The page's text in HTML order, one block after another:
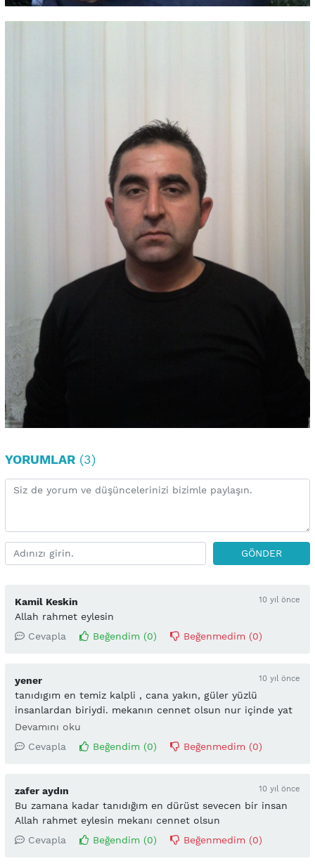
YORUMLAR (3)
GÖNDER
Kamil Keskin 10 yıl önce
Allah rahmet eylesin
Cevapla
Beğendim (0) Beğenmedim (0)
yener 10 yıl önce
tanıdıgım en temiz kalpli , cana yakın, güler yüzlü
insanlardan biriydi. mekanın cennet olsun nur içinde yat
kardeşim . yakınlarına ve sevenlerine rabbimden sabırlar
Devamını oku
Cevapla
Beğendim (0) Beğenmedim (0)
zafer aydın 10 yıl önce
Bu zamana kadar tanıdığım en dürüst sevecen bir insan
Allah rahmet eylesin mekanı cennet olsun
Cevapla
Beğendim (0) Beğenmedim (0)